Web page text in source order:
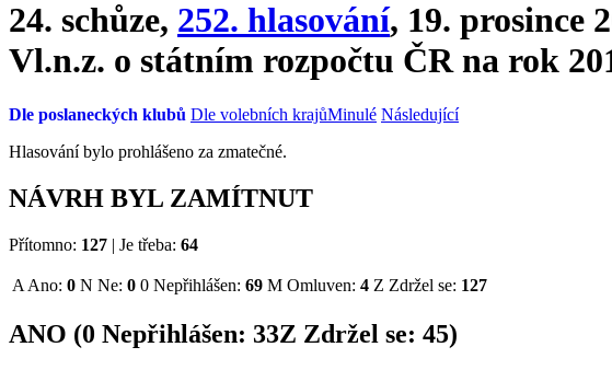
24. schůze, 252. hlasování, 19. prosince
Vl.n.z. o státním rozpočtu ČR na rok
Dle poslaneckých klubů Dle volebních krajůMinulé Následující
Hlasování bylo prohlášeno za zmatečné.
NÁVRH BYL ZAMÍTNUT
Přítomno: 127 | Je třeba: 64
A Ano: 0 N Ne: 0 0 Nepřihlášen: 69 M Omluven: 4 Z Zdržel se: 127
ANO (0 Nepřihlášen: 33Z Zdržel se: 45)